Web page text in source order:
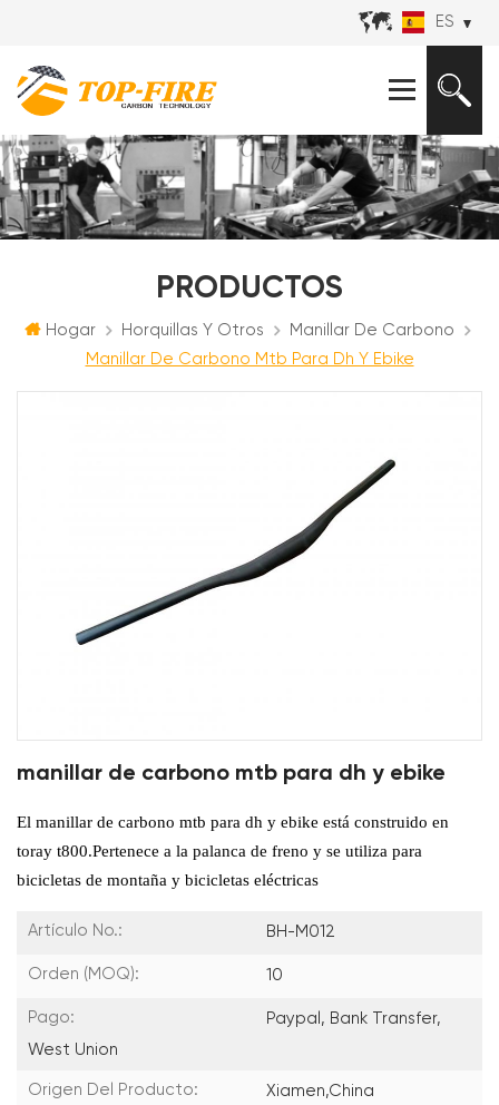
ES
PRODUCTOS
Hogar Horquillas Y Otros
Manillar De Carbono
Manillar De Carbono Mtb Para Dh Y Ebike
manillar de carbono mtb para dh y ebike
El manillar de carbono mtb para dh y ebike está construido en
toray t800.Pertenece a la palanca de freno y se utiliza para
bicicletas de montaña y bicicletas eléctricas
Artículo No.: BH-M012
Orden (MOQ): 10
Pago:
Paypal, Bank Transfer,
West Union
Origen Del Producto: Xiamen,China